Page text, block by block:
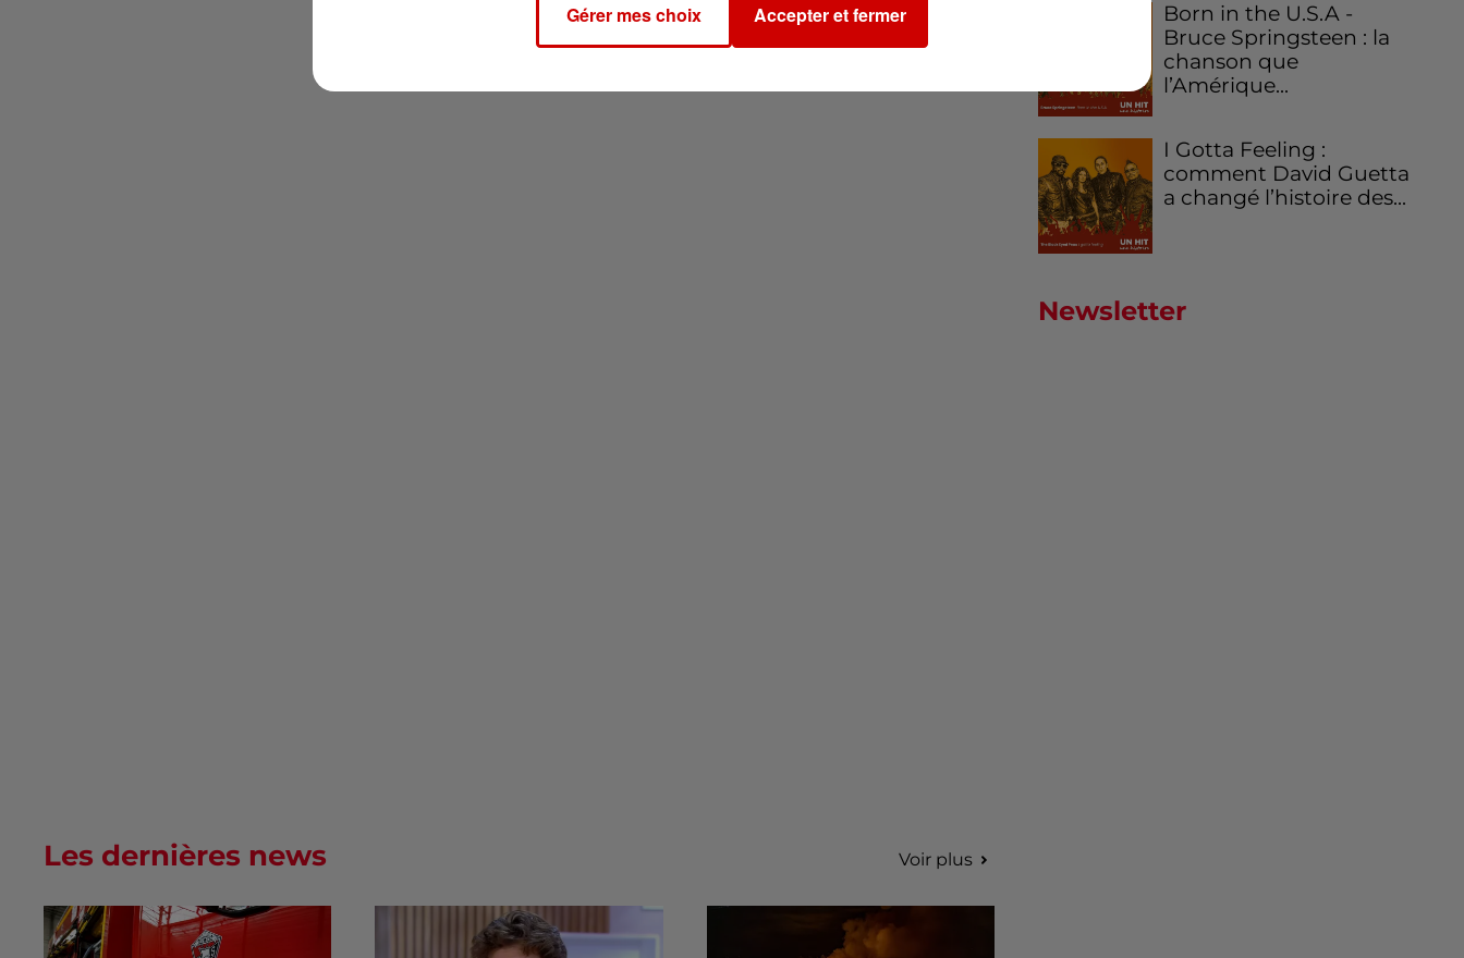
Born in the U.S.A -
Bruce Springsteen : la
chanson que
l’Amérique...
I Gotta Feeling :
comment David Guetta
a changé l’histoire des...
Newsletter
Les dernières news Voir plus
Gérer mes choix Accepter et fermer